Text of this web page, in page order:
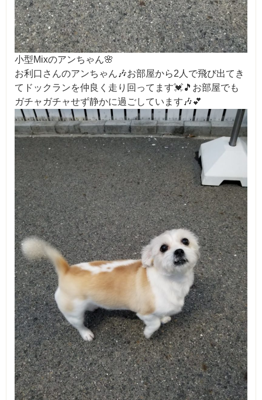
小型Mixのアンちゃん🌸
お利口さんのアンちゃん🎶お部屋から2人で飛び出てき
てドックランを仲良く走り回ってます💓🎵お部屋でも
ガチャガチャせず静かに過ごしています🎶💕